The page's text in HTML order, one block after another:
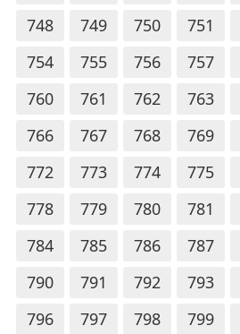
748
749 750 751
754
755 756 757
760
761 762 763
766
767 768 769
772
773 774 775
778
779 780 781
784
785 786 787
790
791 792 793
796
797 798 799